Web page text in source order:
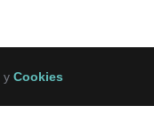
y Cookies